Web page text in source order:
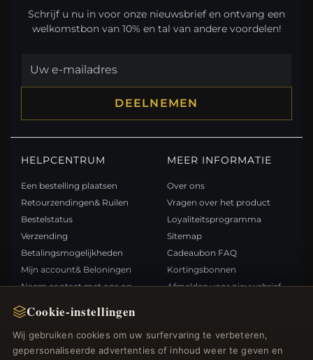
Cookie-instellingen
Wij gebruiken cookies om uw surfervaring te verbeteren,
gepersonaliseerde advertenties of inhoud weer te geven en
Schrijf u nu in voor onze nieuwsbrief en ontvang een
welkomstbon van 10% en tal van andere voordelen!
DEELNEMEN
HELPCENTRUM
Een bestelling plaatsen
Retourzendingen& Ruilen
Bestelstatus
Verzending
Betalingsmogelijkheden
Mijn account& Beloningen
Neem contact met ons op
MEER INFORMATIE
Over ons
Vragen over het product
Loyaliteitsprogramma
Sitemap
Cadeaubon FAQ
Kortingsbonnen
Afmelden voor nieuwsbrief
Nieuwe producten